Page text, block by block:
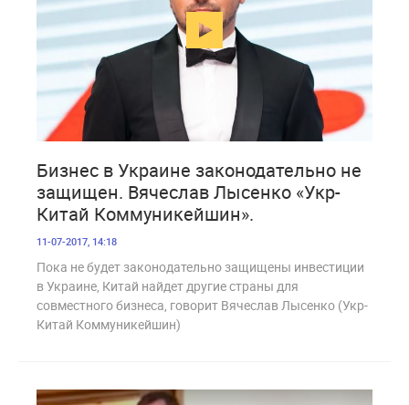
Бизнес в Украине законодательно не
защищен. Вячеслав Лысенко «Укр-
Китай Коммуникейшин».
11-07-2017, 14:18
Пока не будет законодательно защищены инвестиции
в Украине, Китай найдет другие страны для
совместного бизнеса, говорит Вячеслав Лысенко (Укр-
Китай Коммуникейшин)